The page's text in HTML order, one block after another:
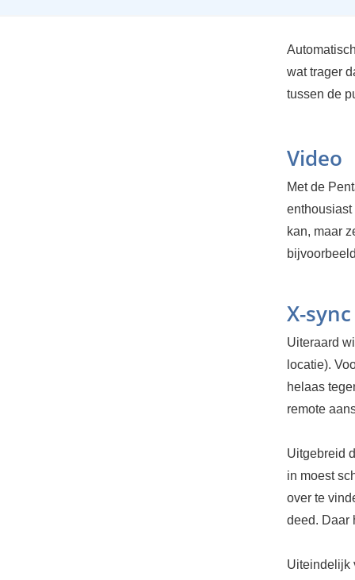
wat trager
tussen de
Video
Met de
enthousiast
kan, maar
X-
Uiteraard
locatie).
helaas
remote
Uitgebreid
in moest
over te
deed. Daar
Uiteindelijk